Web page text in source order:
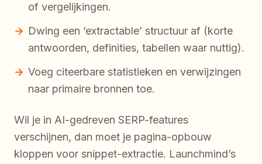
of vergelijkingen.
Dwing een ‘extractable’ structuur af (korte
antwoorden, definities, tabellen waar nuttig).
Voeg citeerbare statistieken en verwijzingen
naar primaire bronnen toe.
Wil je in AI-gedreven SERP-features
verschijnen, dan moet je pagina-opbouw
kloppen voor snippet-extractie. Launchmind’s